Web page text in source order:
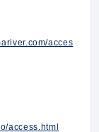
acces
access.html